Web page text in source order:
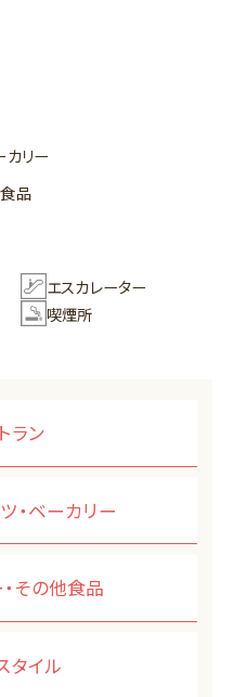
カリー
品
エスカレーター
喫煙所
ラン
・ベーカリー
その他食品
タイル